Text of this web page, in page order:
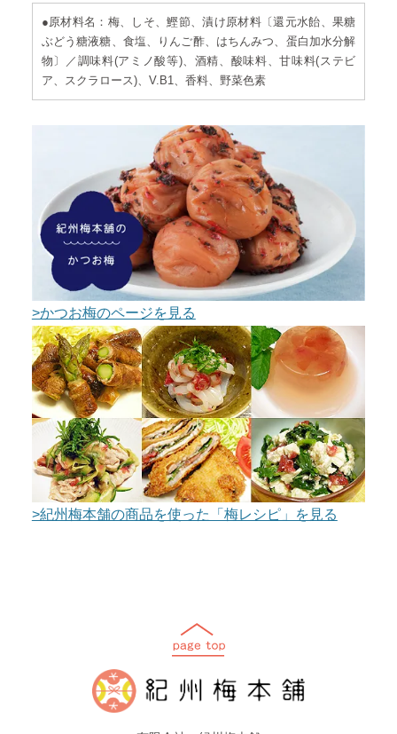
●原材料名：梅、しそ、鰹節、漬け原材料〔還元水飴、果糖
ぶどう糖液糖、食塩、りんご酢、はちんみつ、蛋白加水分解
物〕／調味料(アミノ酸等)、酒精、酸味料、甘味料(ステビ
ア、スクラロース)、V.B1、香料、野菜色素
>かつお梅のページを見る
>紀州梅本舗の商品を使った「梅レシピ」を見る